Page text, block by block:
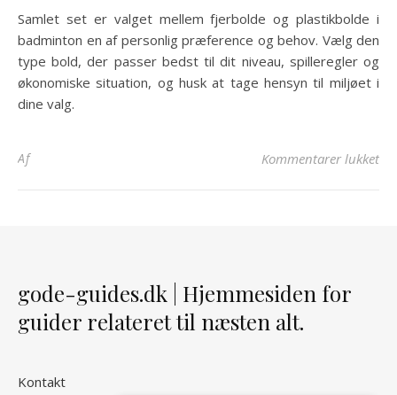
Samlet set er valget mellem fjerbolde og plastikbolde i
badminton en af personlig præference og behov. Vælg den
type bold, der passer bedst til dit niveau, spilleregler og
økonomiske situation, og husk at tage hensyn til miljøet i
dine valg.
Af Kommentarer lukkettil
gode-guides.dk | Hjemmesiden for
guider relateret til næsten alt.
Kontakt